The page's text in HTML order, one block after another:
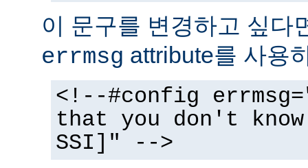
이 문구를 변경하고 싶다
errmsg attribute를 사용
<!--#config
that you don't
SSI]" -->